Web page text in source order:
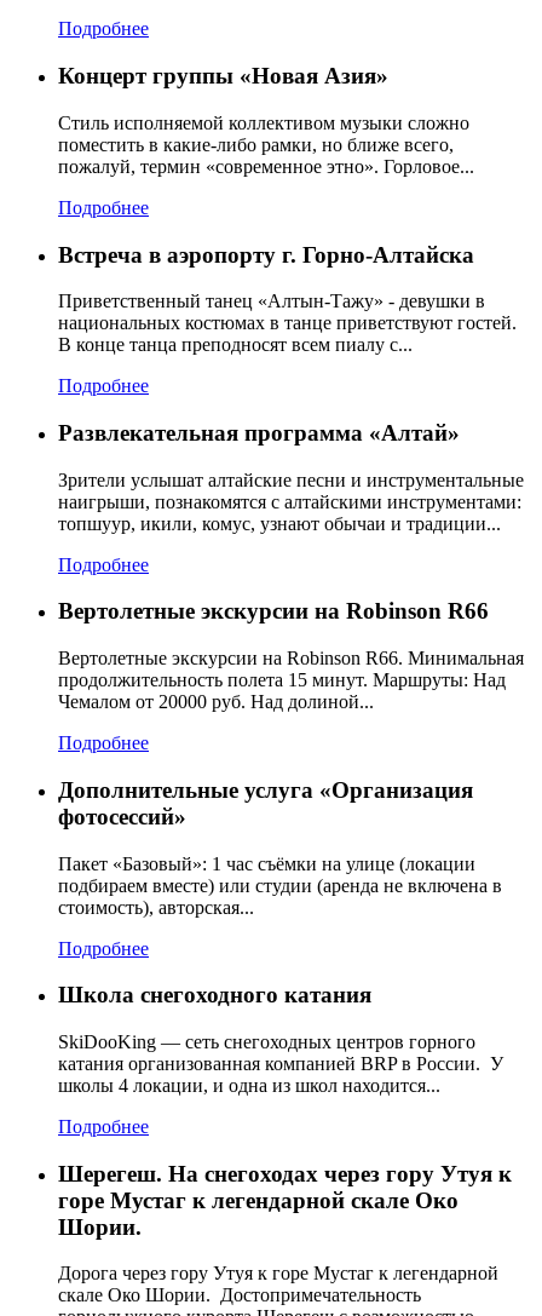
Подробнее
Концерт группы «Новая Азия»
Стиль исполняемой коллективом музыки сложно
поместить в какие-либо рамки, но ближе всего,
пожалуй, термин «современное этно». Горловое...
Подробнее
Встреча в аэропорту г. Горно-Алтайска
Приветственный танец «Алтын-Тажу» - девушки в
национальных костюмах в танце приветствуют гостей.
В конце танца преподносят всем пиалу с...
Подробнее
Развлекательная программа «Алтай»
Зрители услышат алтайские песни и инструментальные
наигрыши, познакомятся с алтайскими инструментами:
топшуур, икили, комус, узнают обычаи и традиции...
Подробнее
Вертолетные экскурсии на Robinson R66
Вертолетные экскурсии на Robinson R66. Минимальная
продолжительность полета 15 минут. Маршруты: Над
Чемалом от 20000 руб. Над долиной...
Подробнее
Дополнительные услуга «Организация
фотосессий»
Пакет «Базовый»: 1 час съёмки на улице (локации
подбираем вместе) или студии (аренда не включена в
стоимость), авторская...
Подробнее
Школа снегоходного катания
SkiDooKing — сеть снегоходных центров горного
катания организованная компанией BRP в России. У
школы 4 локации, и одна из школ находится...
Подробнее
Шерегеш. На снегоходах через гору Утуя к
горе Мустаг к легендарной скале Око
Шории.
Дорога через гору Утуя к горе Мустаг к легендарной
скале Око Шории. Достопримечательность